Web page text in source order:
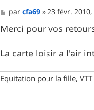
M
e
s
s
g
e
parcfa69 »23 févr. 2010,
Merci pour vos
La carte loisir a l'air
Equitation pour la fille,